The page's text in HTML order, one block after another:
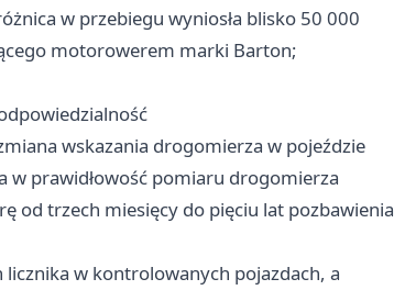
w przebiegu wyniosła blisko 50 000
motorowerem marki Barton;
wskazania drogomierza w pojeździe
w prawidłowość pomiaru drogomierza
od trzech miesięcy do pięciu lat pozbawienia
w kontrolowanych pojazdach, a